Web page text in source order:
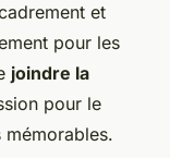
et
pour les
joindre la
pour le
mémorables.